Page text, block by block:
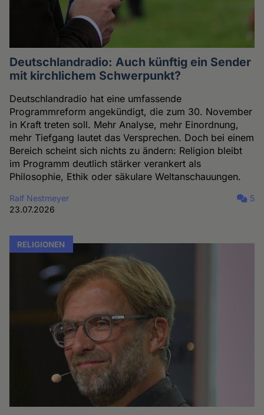
Deutschlandradio: Auch künftig ein Sender
mit kirchlichem Schwerpunkt?
Deutschlandradio hat eine umfassende
Programmreform angekündigt, die zum 30. November
in Kraft treten soll. Mehr Analyse, mehr Einordnung,
mehr Tiefgang lautet das Versprechen. Doch bei einem
Bereich scheint sich nichts zu ändern: Religion bleibt
im Programm deutlich stärker verankert als
Philosophie, Ethik oder säkulare Weltanschauungen.
Ralf Nestmeyer
23.07.2026
5
RELIGIONEN